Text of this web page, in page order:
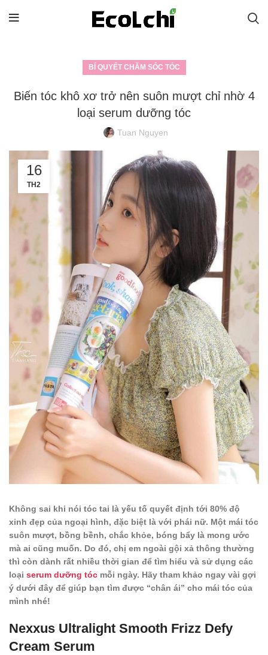
BÍ QUYẾT CHĂM SÓC TÓC
Biến tóc khô xơ trở nên suôn mượt chỉ nhờ 4
loại serum dưỡng tóc
Tuan Nguyen
16
TH2
Không sai khi nói tóc tai là yếu tố quyết định tới 80% độ
xinh đẹp của ngoại hình, đặc biệt là với phái nữ. Một mái tóc
suôn mượt, bồng bềnh, chắc khỏe, bóng bẩy là mong ước
mà ai cũng muốn. Do đó, chị em ngoài gội xả thông thường
thì còn dành rất nhiều thời gian để tìm hiểu và sử dụng các
loại serum dưỡng tóc mỗi ngày. Hãy tham khảo ngay vài gợi
ý dưới đây để giúp bạn tìm được “chân ái” cho mái tóc của
mình nhé!
Nexxus Ultralight Smooth Frizz Defy
Cream Serum